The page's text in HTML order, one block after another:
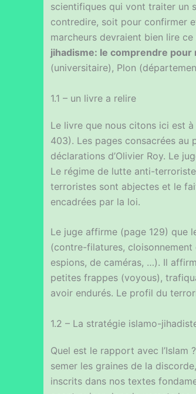
scientifiques qui vont traiter un
contredire, soit pour confirmer
marcheurs devraient bien lire
jihadisme: le comprendre pour
(universitaire), Plon
1.1 – un livre a relire
Le livre que nous citons ici est
403). Les pages consacrées
déclarations d’Olivier Roy. Le
Le régime de lutte anti-
terroristes sont abjectes et le
encadrées par la loi.
Le juge affirme (page 129) que
(contre-filatures,
espions, de caméras, …). Il
petites frappes (voyous),
avoir endurés. Le profil du
1.2 – La stratégie islamo-
Quel est le rapport avec
semer les graines de la
inscrits dans nos textes